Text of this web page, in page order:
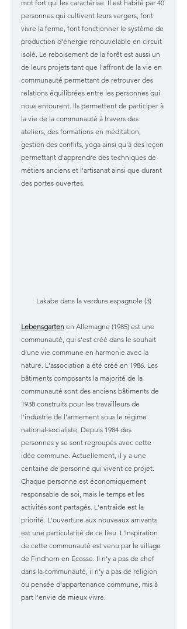
mot fort qui les caractérise. Il est habité par 40
personnes qui cultivent leurs vergers, font
vivre la ferme, font fonctionner le système de
production d'énergie renouvelable en circuit
isolé. Le reboisement de la forêt est aussi un
de leurs projets tant que l'affront de la vie en
communauté permettant de retrouver des
relations équilibrées entre les personnes qui
nous entourent. Ils permettent de participer à
la vie de la communauté à travers des
ateliers, des formations en méditation,
gestion des conflits, yoga ainsi qu'à des leçon
permettant d'apprendre des techniques de
métiers anciens et l'artisanat ainsi que durant
des portes ouvertes.
Lakabe dans la verdure espagnole (3)
Lebensgarten en Allemagne (1985) est une
communauté, qui s'est créé dans le souhait
d'une vie commune en harmonie avec la
nature. L'association a été créé en 1986. Les
bâtiments composants la majorité de la
communauté sont des anciens bâtiments de
1938 construits pour les travailleurs de
l'industrie de l'armement sous le régime
national-socialiste. Depuis 1984 des
personnes y se sont regroupés avec cette
idée commune. Actuellement, il y a une
centaine de personne qui vivent ce projet.
Chaque personne est économiquement
responsable de soi, mais le temps et les
activités sont partagés. L'entraide est la
priorité. L'ouverture aux nouveaux arrivants
est une particularité de ce lieu. L'inspiration
de cette communauté est venu par le village
de Findhorn en Ecosse. Il n'y a pas de chef
dans la communauté, il n'y a pas de religion
ou pensée d'appartenance commune, mis à
part l'envie de mieux vivre.